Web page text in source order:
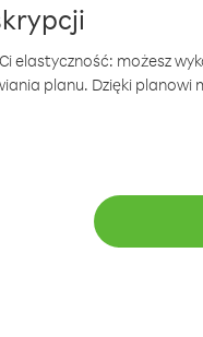
elastyczność: możesz
planu. Dzięki